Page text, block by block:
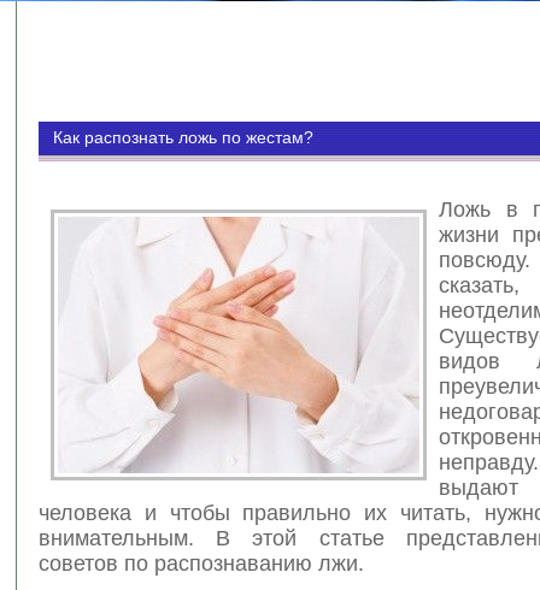
Как распознать ложь по жестам?
Ложь в
жизни
выдают
человека и чтобы правильно их читать,
внимательным. В этой статье
советов по распознаванию лжи.